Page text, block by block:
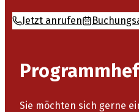
Jetzt anrufen
Sie möchten sich gerne